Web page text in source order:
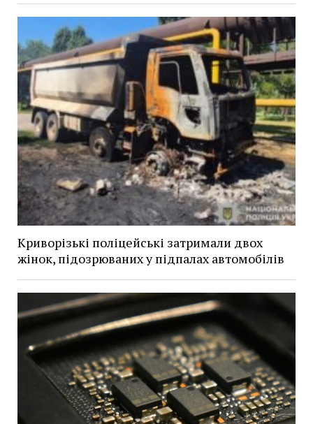
Криворізькі поліцейські затримали двох
жінок, підозрюваних у підпалах автомобілів